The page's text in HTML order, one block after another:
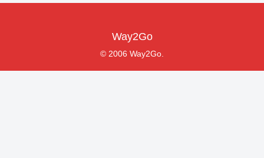
Way2Go
© 2006 Way2Go.